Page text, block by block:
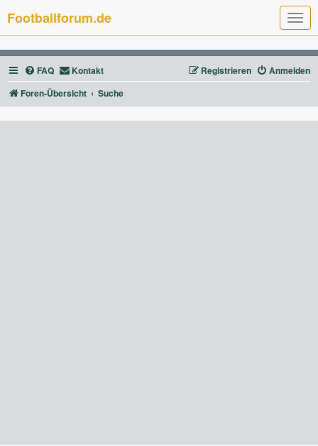
T
o
g
g
l
e
n
g
Footballforum.de
FAQ Kontakt Anmelden
Registrieren
Foren-Übersicht
Suche